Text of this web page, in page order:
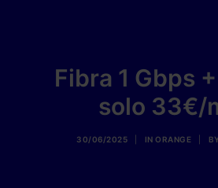
RentingFibra 1 Gbps
solo 33€/
30/06/2025 IN ORANGE